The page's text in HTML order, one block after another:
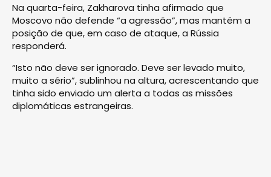
Na quarta-feira, Zakharova tinha afirmado que
Moscovo não defende “a agressão”, mas mantém a
posição de que, em caso de ataque, a Rússia
responderá.
“Isto não deve ser ignorado. Deve ser levado muito,
muito a sério”, sublinhou na altura, acrescentando que
tinha sido enviado um alerta a todas as missões
diplomáticas estrangeiras.